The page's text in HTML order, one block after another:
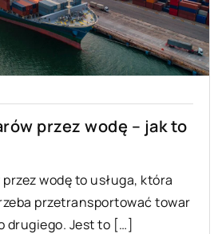
przez wodę – jak to
wodę to usługa, która
przetransportować towar
drugiego. Jest to […]